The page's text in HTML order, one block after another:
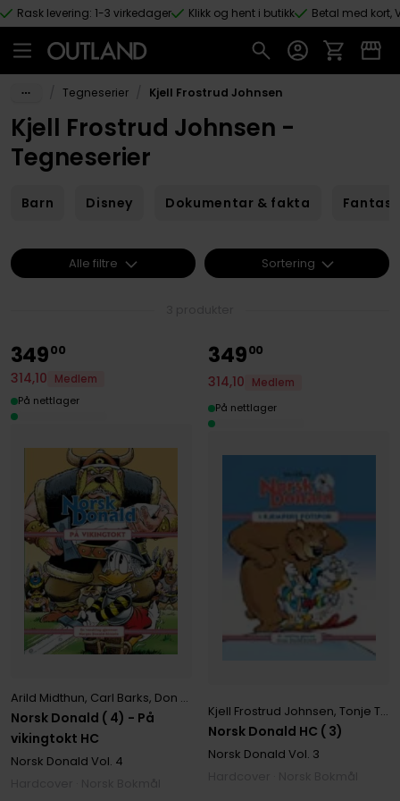
Hopp til hovedinnhold
Rask levering: 1-3 virkedager Klikk og hent i butikk Betal med kort,
Tegneserier Kjell Frostrud Johnsen
Kjell Frostrud Johnsen -
Tegneserier
Barn Disney Dokumentar & fakta Fantasy
Norsk Donald ( 4) - På
vikingtokt HC
Arild Midthun, Carl Barks, Don Rosa
Norsk Donald Vol. 4
34900
314,10
Medlem
På nettlager
Norsk Donald HC ( 3)
Kjell Frostrud Johnsen,Tonje Tornes
Norsk Donald Vol. 3
34900
314,10
Medlem
På nettlager
Alle filtre Sortering